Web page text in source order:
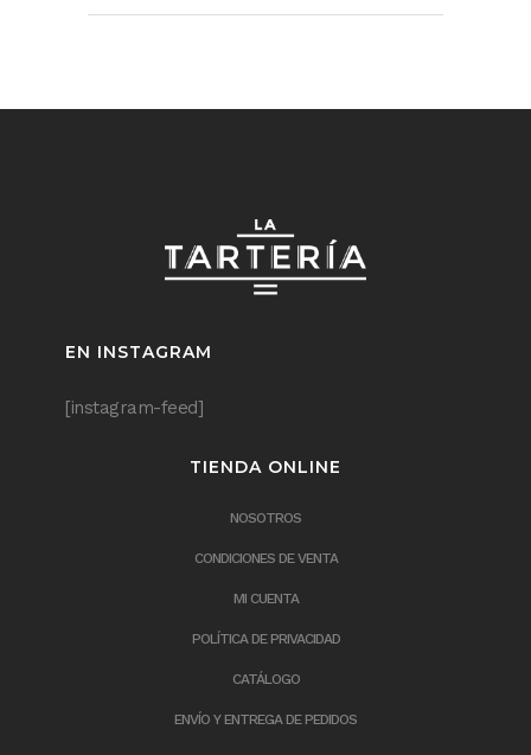
EN INSTAGRAM
[instagram-feed]
TIENDA ONLINE
NOSOTROS
CONDICIONES DE VENTA
MI CUENTA
POLÍTICA DE PRIVACIDAD
CATÁLOGO
ENVÍO Y ENTREGA DE PEDIDOS